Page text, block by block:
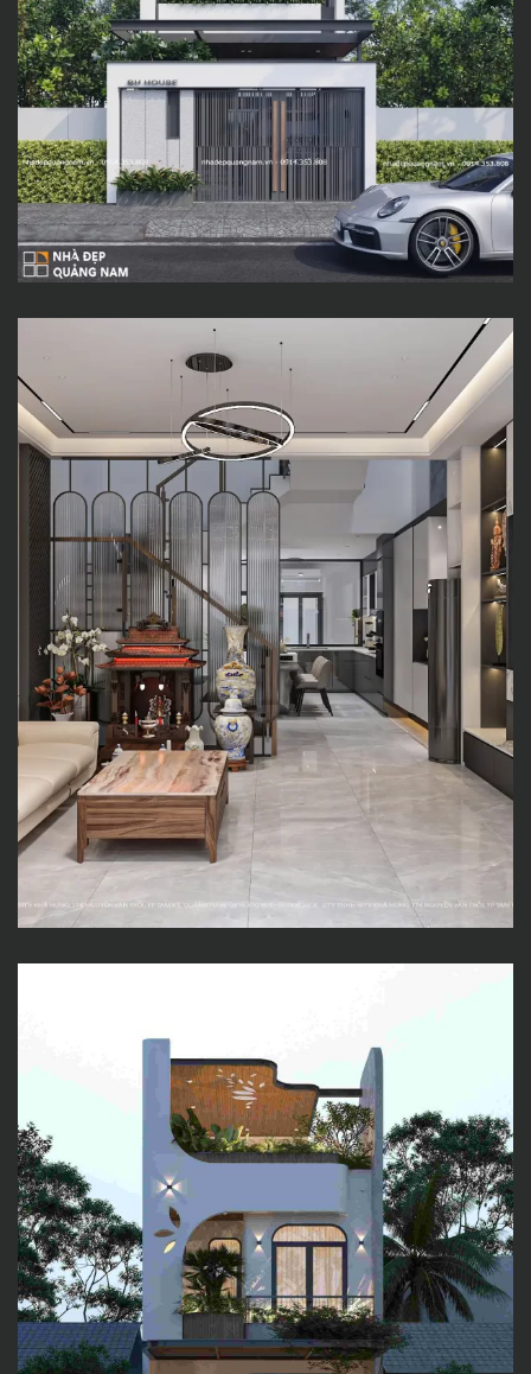
KA HOUSE – KHÔNG GIAN
SỐNG TIỆN NGHI & ĐẲNG CẤP
TỐI ƯU KHÔNG GIAN SỐNG
VỚI BỐ TRÍ CÔNG NĂNG
THÔNG MINH & THIẾT KẾ
HIỆN ĐẠI – GỢI Ý TỪ NỘI
THẤT KHẢ HƯNG